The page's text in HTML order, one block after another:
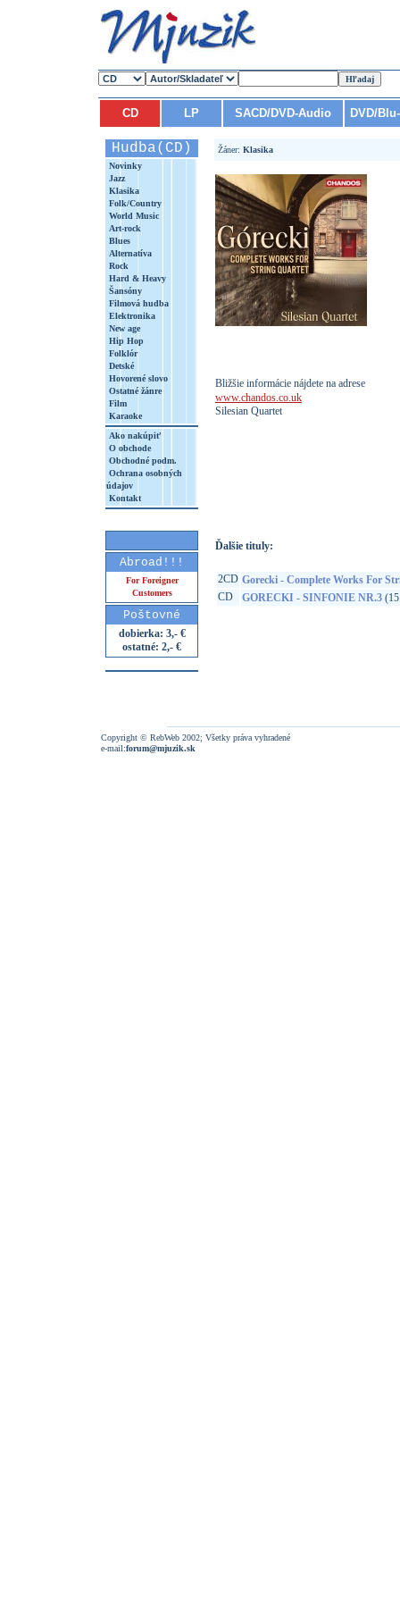
CD LP SACD/DVD-Audio DVD/
Hudba(CD)
Novinky
Jazz
Klasika
Folk/Country
World Music
Art-rock
Blues
Alternatíva
Rock
Hard & Heavy
Šansóny
Filmová hudba
Elektronika
New age
Hip Hop
Folklór
Detské
Hovorené slovo
Ostatné žánre
Film
Karaoke
Ako nakúpiť
O obchode
Obchodné podm.
Ochrana osobných
údajov
Kontakt
Abroad!!!
For Foreigner
Customers
Poštovné
dobierka: 3,- €
ostatné: 2,- €
Žáner: Klasika
Bližšie informácie nájdete na adrese
www.chandos.co.uk
Silesian Quartet
Ďalšie tituly:
2CD Gorecki - Complete Works For
CD
GORECKI - SINFONIE NR.3
Copyright © RebWeb 2002; Všetky práva vyhradené
e-mail:forum@mjuzik.sk